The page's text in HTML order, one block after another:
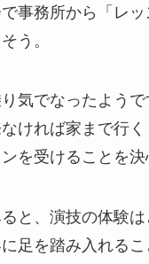
事務所から「レ
う。
気でなったよう
ければ家まで行
を受けることを決
と、演技の体験は
足を踏み入れる